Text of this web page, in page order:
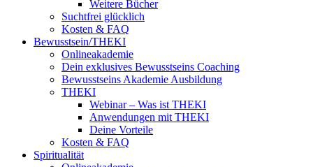
Weitere Bücher
Suchtfrei glücklich
Kosten & FAQ
Bewusstsein/THEKI
Onlineakademie
Dein exklusives Bewusstseins Coaching
Bewusstseins Akademie Ausbildung
THEKI
Webinar – Was ist THEKI
Anwendungen mit THEKI
Deine Vorteile
Kosten & FAQ
Spiritualität